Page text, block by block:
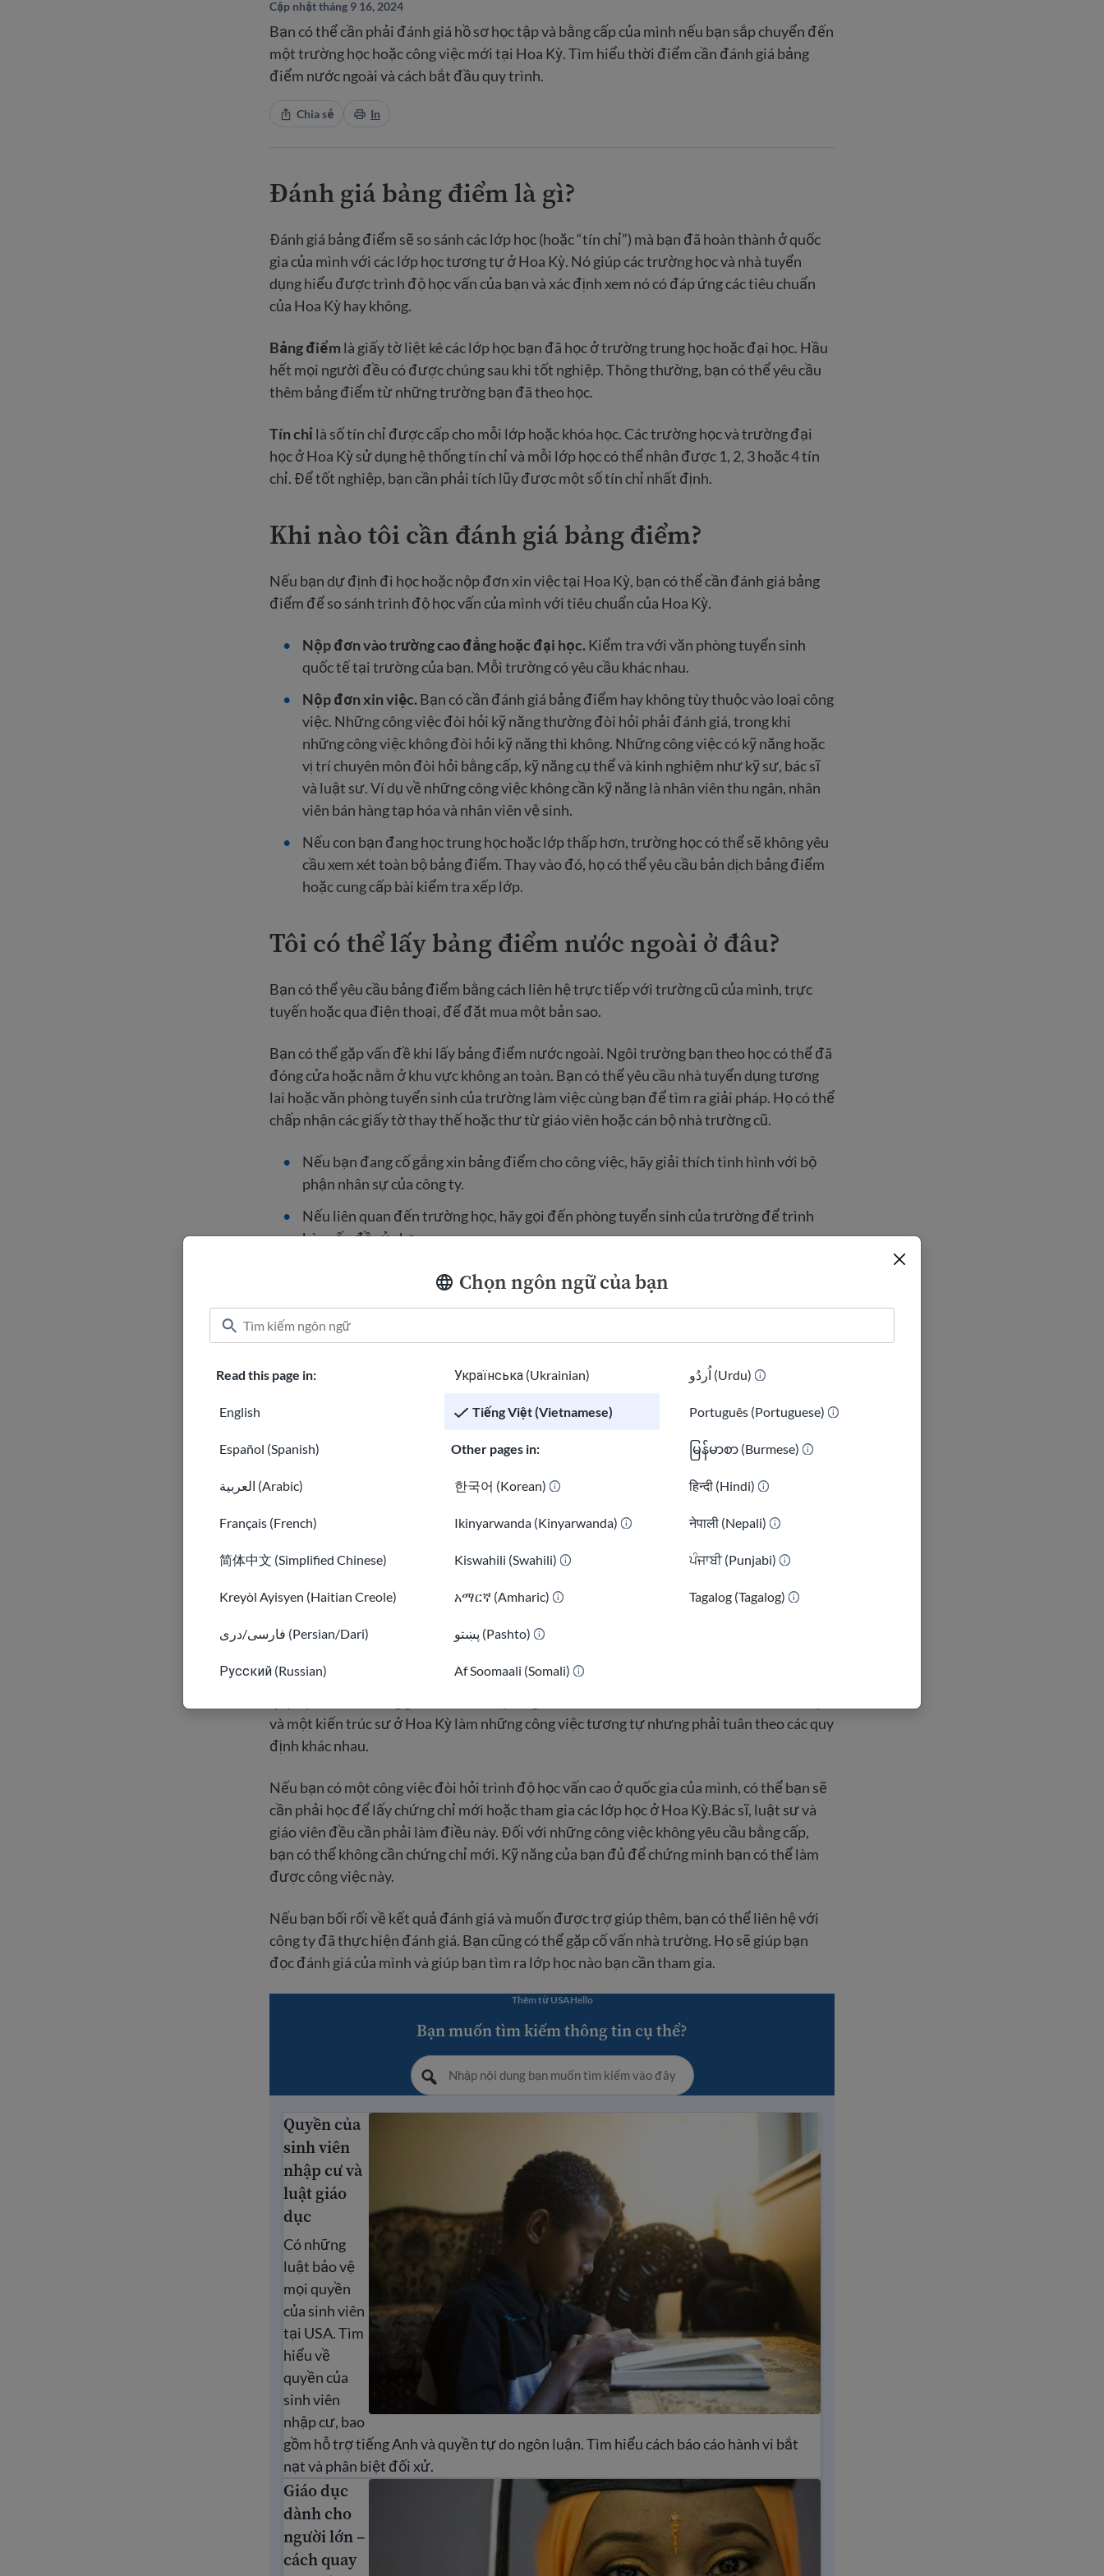
Chọn ngôn ngữ của bạn
Read this page in:
English
Español (Spanish)
العربية (Arabic)
Français (French)
简体中文 (Simplified Chinese)
Kreyòl Ayisyen (Haitian Creole)
فارسی/دری (Persian/Dari)
Русский (Russian)
Українська (Ukrainian)
Tiếng Việt (Vietnamese)
Other pages in:
한국어 (Korean)
Ikinyarwanda (Kinyarwanda)
Kiswahili (Swahili)
አማርኛ (Amharic)
پښتو (Pashto)
Af Soomaali (Somali)
اُردُو (Urdu)
Português (Portuguese)
မြန်မာစာ (Burmese)
हिन्दी (Hindi)
नेपाली (Nepali)
ਪੰਜਾਬੀ (Punjabi)
Tagalog (Tagalog)
Cập nhật tháng 9 16, 2024
Bạn có thể cần phải đánh giá hồ sơ học tập và bằng cấp của mình nếu bạn sắp chuyển đến
một trường học hoặc công việc mới tại Hoa Kỳ. Tìm hiểu thời điểm cần đánh giá bảng
điểm nước ngoài và cách bắt đầu quy trình.
Chia sẻ In
Đánh giá bảng điểm là gì?
Đánh giá bảng điểm sẽ so sánh các lớp học (hoặc “tín chỉ”) mà bạn đã hoàn thành ở quốc
gia của mình với các lớp học tương tự ở Hoa Kỳ. Nó giúp các trường học và nhà tuyển
dụng hiểu được trình độ học vấn của bạn và xác định xem nó có đáp ứng các tiêu chuẩn
của Hoa Kỳ hay không.
Bảng điểm là giấy tờ liệt kê các lớp học bạn đã học ở trường trung học hoặc đại học. Hầu
hết mọi người đều có được chúng sau khi tốt nghiệp. Thông thường, bạn có thể yêu cầu
thêm bảng điểm từ những trường bạn đã theo học.
Tín chỉlà số tín chỉ được cấp cho mỗi lớp hoặc khóa học. Các trường học và trường đại
học ở Hoa Kỳ sử dụng hệ thống tín chỉ và mỗi lớp học có thể nhận được 1, 2, 3 hoặc 4 tín
chỉ. Để tốt nghiệp, bạn cần phải tích lũy được một số tín chỉ nhất định.
Khi nào tôi cần đánh giá bảng điểm?
Nếu bạn dự định đi học hoặc nộp đơn xin việc tại Hoa Kỳ, bạn có thể cần đánh giá bảng
điểm để so sánh trình độ học vấn của mình với tiêu chuẩn của Hoa Kỳ.
Nộp đơn vào trường cao đẳng hoặc đại học.Kiểm tra với văn phòng tuyển sinh
quốc tế tại trường của bạn. Mỗi trường có yêu cầu khác nhau.
Nộp đơn xin việc.Bạn có cần đánh giá bảng điểm hay không tùy thuộc vào loại công
việc. Những công việc đòi hỏi kỹ năng thường đòi hỏi phải đánh giá, trong khi
những công việc không đòi hỏi kỹ năng thì không. Những công việc có kỹ năng hoặc
vị trí chuyên môn đòi hỏi bằng cấp, kỹ năng cụ thể và kinh nghiệm như kỹ sư, bác sĩ
và luật sư. Ví dụ về những công việc không cần kỹ năng là nhân viên thu ngân, nhân
viên bán hàng tạp hóa và nhân viên vệ sinh.
Nếu con bạn đang học trung học hoặc lớp thấp hơn, trường học có thể sẽ không yêu
cầu xem xét toàn bộ bảng điểm. Thay vào đó, họ có thể yêu cầu bản dịch bảng điểm
hoặc cung cấp bài kiểm tra xếp lớp.
Tôi có thể lấy bảng điểm nước ngoài ở đâu?
Bạn có thể yêu cầu bảng điểm bằng cách liên hệ trực tiếp với trường cũ của mình, trực
tuyến hoặc qua điện thoại, để đặt mua một bản sao.
Bạn có thể gặp vấn đề khi lấy bảng điểm nước ngoài. Ngôi trường bạn theo học có thể đã
đóng cửa hoặc nằm ở khu vực không an toàn. Bạn có thể yêu cầu nhà tuyển dụng tương
lai hoặc văn phòng tuyển sinh của trường làm việc cùng bạn để tìm ra giải pháp. Họ có thể
chấp nhận các giấy tờ thay thế hoặc thư từ giáo viên hoặc cán bộ nhà trường cũ.
Nếu bạn đang cố gắng xin bảng điểm cho công việc, hãy giải thích tình hình với bộ
phận nhân sự của công ty.
Nếu liên quan đến trường học, hãy gọi đến phòng tuyển sinh của trường để trình
bày vấn đề của bạn.
Tôi phải làm thế nào để được đánh giá bảng
điểm nước ngoài?
Có nhiều công ty trực tuyến cho biết họ đánh giá bảng điểm. Hãy cẩn thận khi lựa chọn
nhân hoặc tiền của bạn mà không cung cấp dịch vụ phù hợp.
Hãy thử các tổ chức thành viên trong các hiệp hội này có các tiêu chuẩn nhất định về việc
đánh giá bảng điểm:
Hiệp hội quốc gia về dịch vụ đánh giá chứng chỉ (NACES)
Hiệp hội các nhà đánh giá chứng chỉ quốc tế (AICE)
Hiểu e của bạn kết quả định giá
Hoa Kỳ. Điều này có thể khiến bạn cảm thấy khó chịu, nhưng thường là cần thiết vì các
và một kiến trúc sư ở Hoa Kỳ làm những công việc tương tự nhưng phải tuân theo các quy
định khác nhau.
Nếu bạn có một công việc đòi hỏi trình độ học vấn cao ở quốc gia của mình, có thể bạn sẽ
cần phải học để lấy chứng chỉ mới hoặc tham gia các lớp học ở Hoa Kỳ.Bác sĩ, luật sư và
giáo viên đều cần phải làm điều này. Đối với những công việc không yêu cầu bằng cấp,
bạn có thể không cần chứng chỉ mới. Kỹ năng của bạn đủ để chứng minh bạn có thể làm
được công việc này.
Nếu bạn bối rối về kết quả đánh giá và muốn được trợ giúp thêm, bạn có thể liên hệ với
công ty đã thực hiện đánh giá. Bạn cũng có thể gặp cố vấn nhà trường. Họ sẽ giúp bạn
đọc đánh giá của mình và giúp bạn tìm ra lớp học nào bạn cần tham gia.
Thêm từ USAHello
Bạn muốn tìm kiếm thông tin cụ thể?
Quyền của sinh viên nhập cư và luật giáo dục
Quyền của
sinh viên
nhập cư và
luật giáo
dục
Có những
luật bảo vệ
mọi quyền
của sinh viên
tại USA. Tìm
hiểu về
quyền của
sinh viên
nhập cư, bao
gồm hỗ trợ tiếng Anh và quyền tự do ngôn luận. Tìm hiểu cách báo cáo hành vi bắt
nạt và phân biệt đối xử.
Giáo dục dành cho người lớn – cách quay lại trường học
Giáo dục
dành cho
người lớn –
cách quay